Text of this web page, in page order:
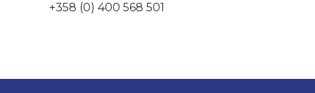
+358 (0) 400 568 501